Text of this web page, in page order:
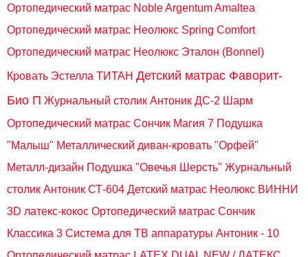
Ортопедический матрас Noble Argentum Amaltea
Ортопедический матрас Неолюкс Spring Comfort
Ортопедический матрас Неолюкс Эталон (Bonnel)
Кровать Эстелла ТИТАН Детский матрас Фаворит-
Био П Журнальный столик Антоник ДС-2 Шарм
Ортопедический матрас Сончик Магия 7 Подушка
"Малыш" Металлический диван-кровать "Орфей"
Металл-дизайн Подушка "Овечья Шерсть" Журнальный
столик Антоник СТ-604 Детский матрас Неолюкс ВИННИ
3D латекс-кокос Ортопедический матрас Сончик
Классика 3 Система для ТВ аппаратуры Антоник - 10